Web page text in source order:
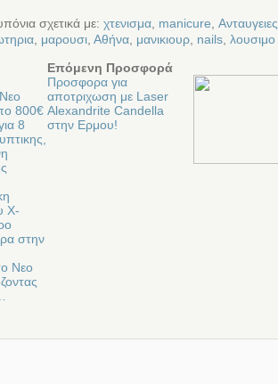
σχετικά με: χτενισμα, manicure Ανταυγειες
, μαρουσι, Αθήνα, μανικιουρ, nails, λουσιμο
800€
8
X-
στην
Νεο
Επόμενη Προσφορά
Προσφορα για
αποτριχωση με Laser
Alexandrite Candella
στην Eρμου!